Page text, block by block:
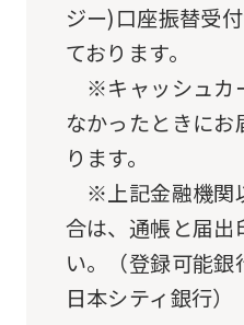
ジー)口座振替受
ております。
※キャッシュカ
なかったときに
ります。
※上記金融機関
合は、通帳と届出
い。（登録可能
日本シティ銀行）